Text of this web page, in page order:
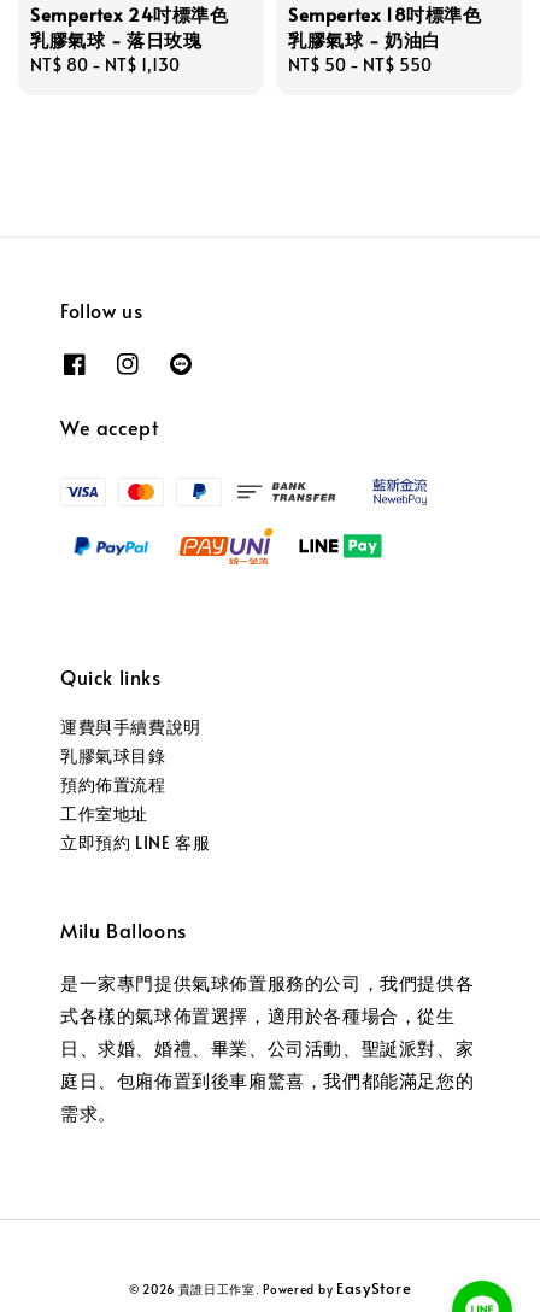
Sempertex 24吋標準色
乳膠氣球 - 落日玫瑰
Regular
NT$ 80 - NT$ 1,130
Sempertex 18吋標準色
乳膠氣球 - 奶油白
Regular
NT$ 50 - NT$ 550
Follow us
We accept
Quick links
運費與手續費說明
乳膠氣球目錄
預約佈置流程
工作室地址
立即預約 LINE 客服
Milu Balloons
是一家專門提供氣球佈置服務的公司，我們提供各
式各樣的氣球佈置選擇，適用於各種場合，從生
日、求婚、婚禮、畢業、公司活動、聖誕派對、家
庭日、包廂佈置到後車廂驚喜，我們都能滿足您的
需求。
© 2026 貴誰日工作室. Powered by EasyStore